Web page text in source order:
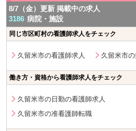
8/7（金）更新 掲載中の求人
3186 病院・施設
同じ市区町村の看護師求人をチェック
久留米市の看護師求人 久留米市
働き方・資格から看護師求人をチェック
久留米市の日勤の看護師求人
久留米市の准看護師転職